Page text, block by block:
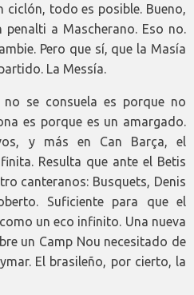
ciclón, todo es posible. Bueno,
a Mascherano. Eso no.
Pero que sí, que la Masía
La Messía.
no se consuela es porque no
es porque es un amargado.
y más en Can Barça, el
Resulta que ante el Betis
canteranos: Busquets, Denis
Suficiente para que el
un eco infinito. Una nueva
un Camp Nou necesitado de
El brasileño, por cierto, la